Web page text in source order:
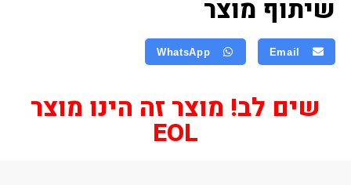
שיתוף מוצר
Email
WhatsApp
שים לב! מוצר זה הינו מוצר
EOL